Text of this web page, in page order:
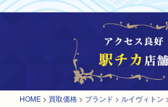
HOME > 買取価格 > ブランド > ルイヴィトン